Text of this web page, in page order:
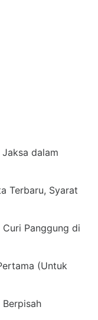
dalam
Terbaru, Syarat
Curi Panggung di
(Untuk
Berpisah